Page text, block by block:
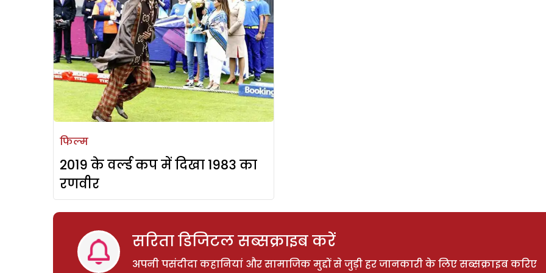
फिल्म
2019 के वर्ल्ड कप में दिखा 1983 का
रणवीर
सरिता डिजिटल सब्सक्राइब करें
अपनी पसंदीदा कहानियां और सामाजिक मुद्दों से जुड़ी हर जानकारी के लिए सब्सक्राइब करिए